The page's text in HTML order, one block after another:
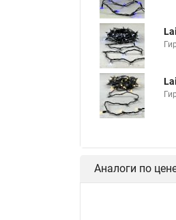
Аналоги по